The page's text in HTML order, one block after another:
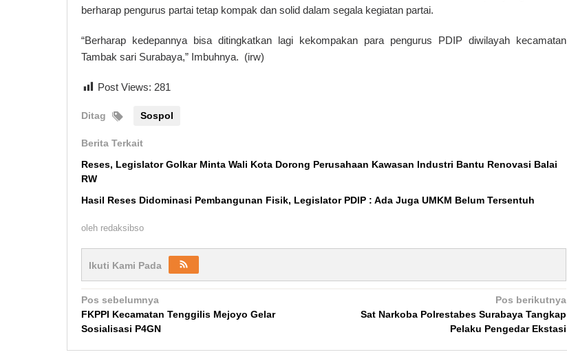
berharap pengurus partai tetap kompak dan solid dalam segala kegiatan partai.
“Berharap kedepannya bisa ditingkatkan lagi kekompakan para pengurus PDIP diwilayah kecamatan
Tambak sari Surabaya,” Imbuhnya. (irw)
Post Views: 281
Ditag Sospol
Berita Terkait
Reses, Legislator Golkar Minta Wali Kota Dorong Perusahaan Kawasan Industri Bantu Renovasi Balai
RW
Hasil Reses Didominasi Pembangunan Fisik, Legislator PDIP : Ada Juga UMKM Belum Tersentuh
oleh redaksibso
Ikuti Kami Pada
Navigasi
pos
Pos sebelumnya
FKPPI Kecamatan Tenggilis Mejoyo Gelar
Sosialisasi P4GN
Pos berikutnya
Sat Narkoba Polrestabes Surabaya Tangkap
Pelaku Pengedar Ekstasi